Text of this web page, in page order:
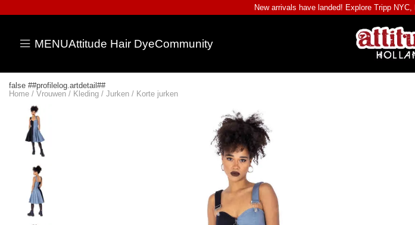
New arrivals have landed! Explore Tripp NYC,
MENUAttitude Hair DyeCommunity
false ##profilelog.artdetail##
Home / Vrouwen / Kleding / Jurken / Korte jurken